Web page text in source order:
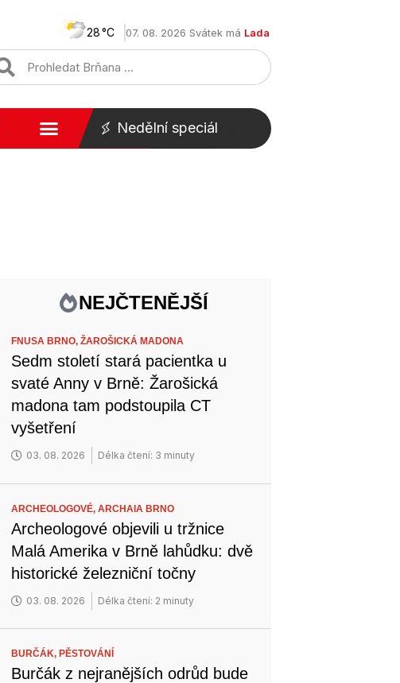
28 07. 08. 2026 Svátek má Lada
Nedělní speciál
NEJČTENĚJŠÍ
FNUSA BRNO,ŽAROŠICKÁ MADONA
Sedm století stará pacientka u
svaté Anny v Brně: Žarošická
madona tam podstoupila CT
vyšetření
03. 08. 2026 Délka čtení: 3 minuty
ARCHEOLOGOVÉ,ARCHAIA BRNO
Archeologové objevili u tržnice
Malá Amerika v Brně lahůdku: dvě
historické železniční točny
03. 08. 2026 Délka čtení: 2 minuty
BURČÁK, PĚSTOVÁNÍ
Burčák z nejranějších odrůd bude